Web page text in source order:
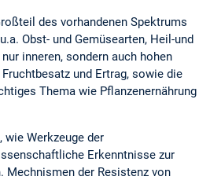
des vorhandenen Spektrums
Obst- und Gemüsearten, Heil-und
inneren, sondern auch hohen
und Ertrag, sowie die
Thema wie Pflanzenernährung
Werkzeuge der
Erkenntnisse zur
Mechnismen der Resistenz von